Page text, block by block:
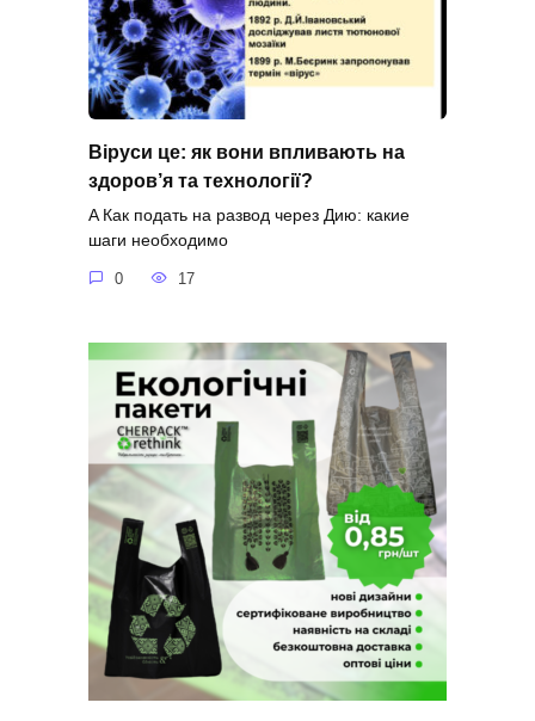
Віруси це: як вони впливають на
здоров’я та технології?
A Как подать на развод через Дию: какие
шаги необходимо
0 17